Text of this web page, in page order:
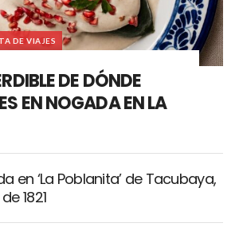
DE VIAJES
DE DÓNDE
EN NOGADA EN LA
en ‘La Poblanita’ de Tacubaya,
1821